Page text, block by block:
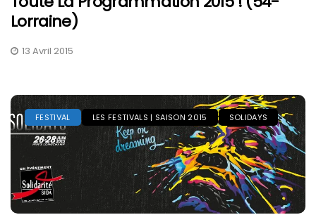
Lorraine)
13 Avril 2015
FESTIVAL LES FESTIVALS | SAISON 2015 SOLIDAYS